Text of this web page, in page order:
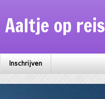
Aaltje op reis
Inschrijven